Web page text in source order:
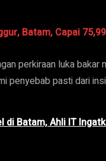
Batam, Capai
perkiraan luka
penyebab pasti dari
di Batam, Ahli IT